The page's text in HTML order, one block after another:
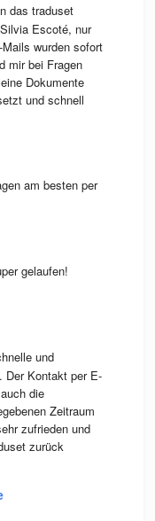
das traduset
Escoté, nur
wurden sofort
mir bei Fragen
Dokumente
und schnell
am besten per
gelaufen!
und
Der Kontakt per E-
die
Zeitraum
zufrieden und
zurück